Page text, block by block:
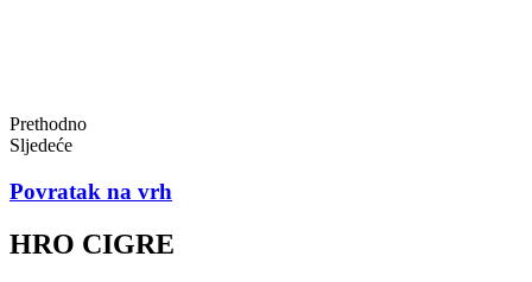
Prethodno
Sljedeće
Povratak na vrh
HRO CIGRE